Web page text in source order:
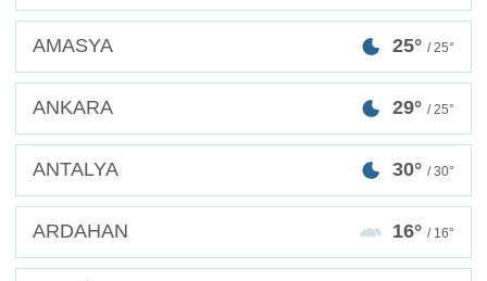
AMASYA 25° / 25°
ANKARA 29° / 25°
ANTALYA 30° / 30°
ARDAHAN 16° / 16°